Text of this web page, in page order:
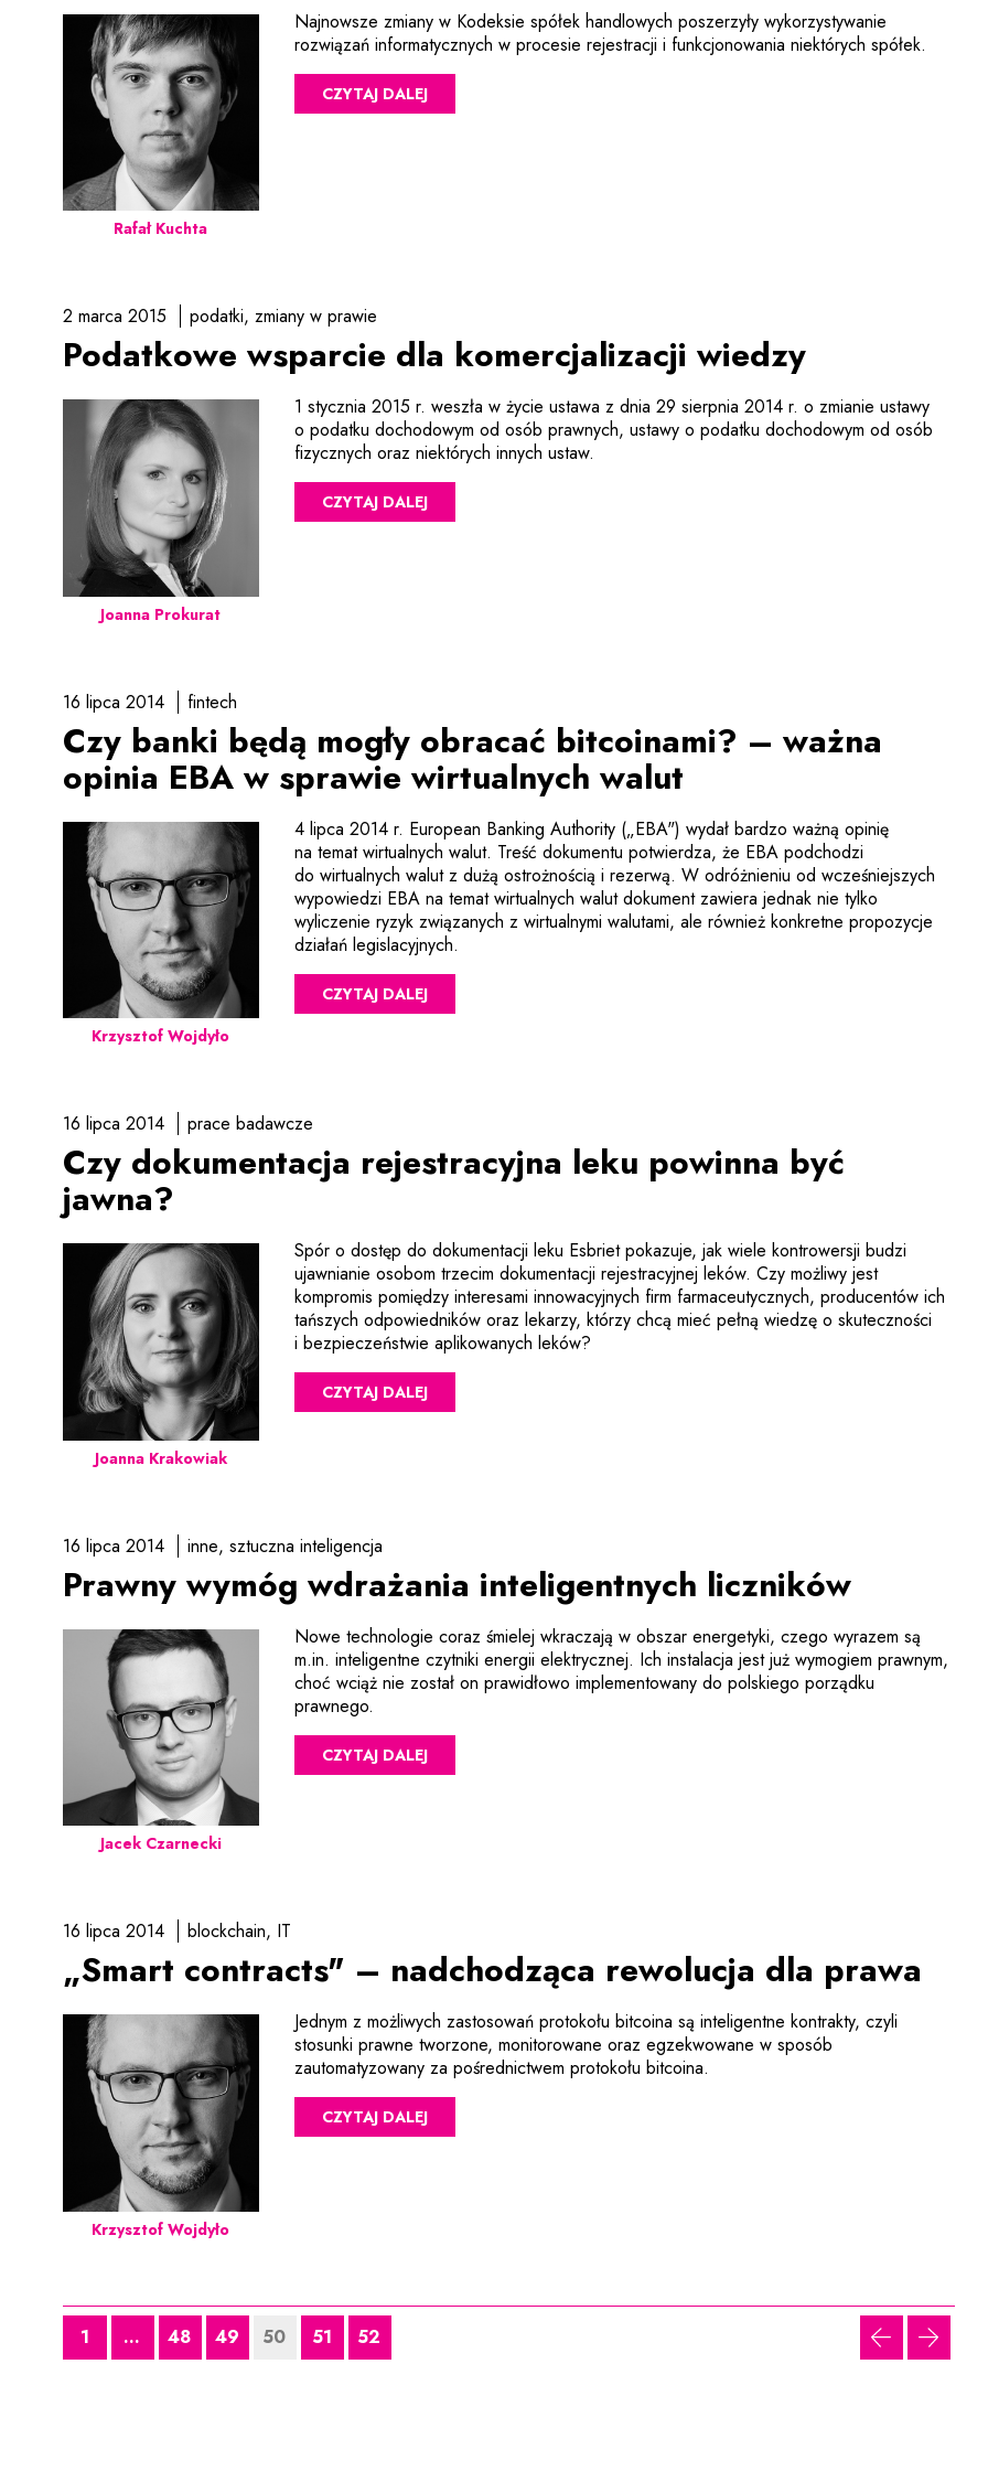
Najnowsze zmiany w Kodeksie spółek handlowych poszerzyły wykorzystywanie
rozwiązań informatycznych w procesie rejestracji i funkcjonowania niektórych spółek.
CZYTAJ DALEJ
Rafał Kuchta
2 marca 2015 podatki zmiany w prawie
Podatkowe wsparcie dla komercjalizacji wiedzy
1 stycznia 2015 r. weszła w życie ustawa z dnia 29 sierpnia 2014 r. o zmianie ustawy
o podatku dochodowym od osób prawnych, ustawy o podatku dochodowym od osób
fizycznych oraz niektórych innych ustaw.
CZYTAJ DALEJ
Joanna Prokurat
16 lipca 2014 fintech
Czy banki będą mogły obracać bitcoinami? – ważna
opinia EBA w sprawie wirtualnych walut
4 lipca 2014 r. European Banking Authority („EBA") wydał bardzo ważną opinię
na temat wirtualnych walut. Treść dokumentu potwierdza, że EBA podchodzi
do wirtualnych walut z dużą ostrożnością i rezerwą. W odróżnieniu od wcześniejszych
wypowiedzi EBA na temat wirtualnych walut dokument zawiera jednak nie tylko
wyliczenie ryzyk związanych z wirtualnymi walutami, ale również konkretne propozycje
działań legislacyjnych.
CZYTAJ DALEJ
Krzysztof Wojdyło
16 lipca 2014 prace badawcze
Czy dokumentacja rejestracyjna leku powinna być
jawna?
Spór o dostęp do dokumentacji leku Esbriet pokazuje, jak wiele kontrowersji budzi
ujawnianie osobom trzecim dokumentacji rejestracyjnej leków. Czy możliwy jest
kompromis pomiędzy interesami innowacyjnych firm farmaceutycznych, producentów ich
tańszych odpowiedników oraz lekarzy, którzy chcą mieć pełną wiedzę o skuteczności
i bezpieczeństwie aplikowanych leków?
CZYTAJ DALEJ
Joanna Krakowiak
16 lipca 2014 inne sztuczna inteligencja
Prawny wymóg wdrażania inteligentnych liczników
Nowe technologie coraz śmielej wkraczają w obszar energetyki, czego wyrazem są
m.in. inteligentne czytniki energii elektrycznej. Ich instalacja jest już wymogiem prawnym,
choć wciąż nie został on prawidłowo implementowany do polskiego porządku
prawnego.
CZYTAJ DALEJ
Jacek Czarnecki
16 lipca 2014 blockchain IT
„Smart contracts" – nadchodząca rewolucja dla prawa
Jednym z możliwych zastosowań protokołu bitcoina są inteligentne kontrakty, czyli
stosunki prawne tworzone, monitorowane oraz egzekwowane w sposób
zautomatyzowany za pośrednictwem protokołu bitcoina.
CZYTAJ DALEJ
Krzysztof Wojdyło
1 ... 48 49 50 51 52 poprzednia